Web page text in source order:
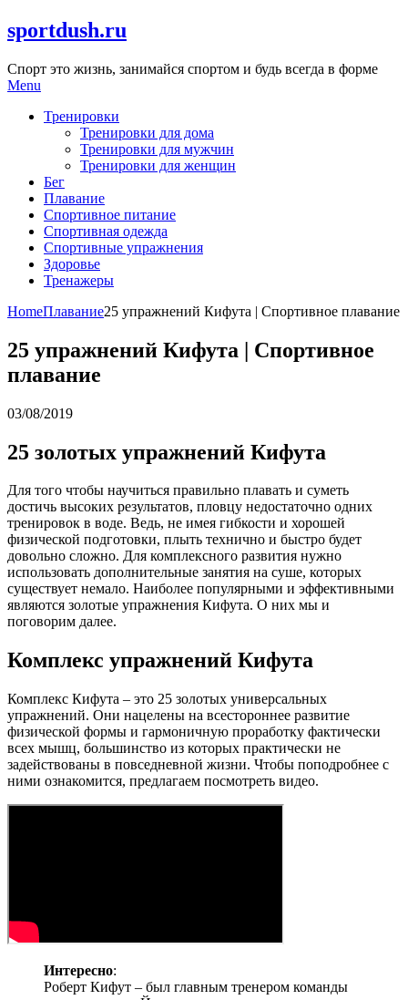
Skip
to
sportdush.ru
Спорт это жизнь, занимайся спортом и будь всегда в форме
Menu
Тренировки
Тренировки для дома
Тренировки для мужчин
Тренировки для женщин
Бег
Плавание
Спортивное питание
Спортивная одежда
Спортивные упражнения
Здоровье
Тренажеры
HomeПлавание25 упражнений Кифута | Спортивное плавание
25 упражнений Кифута | Спортивное
плавание
03/08/2019
25 золотых упражнений Кифута
Для того чтобы научиться правильно плавать и суметь
достичь высоких результатов, пловцу недостаточно одних
тренировок в воде. Ведь, не имея гибкости и хорошей
физической подготовки, плыть технично и быстро будет
довольно сложно. Для комплексного развития нужно
использовать дополнительные занятия на суше, которых
существует немало. Наиболее популярными и эффективными
являются золотые упражнения Кифута. О них мы и
поговорим далее.
Комплекс упражнений Кифута
Комплекс Кифута – это 25 золотых универсальных
упражнений. Они нацелены на всестороннее развитие
физической формы и гармоничную проработку фактически
всех мышц, большинство из которых практически не
задействованы в повседневной жизни. Чтобы поподробнее с
ними ознакомится, предлагаем посмотреть видео.
Интересно:
Роберт Кифут – был главным тренером команды